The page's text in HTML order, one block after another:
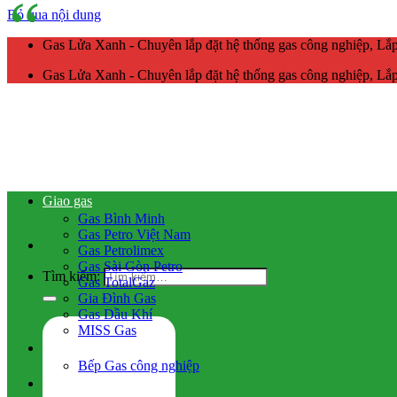
Bỏ qua nội dung
Gas Lửa Xanh - Chuyên lắp đặt hệ thống gas công nghiệp,
Gas Lửa Xanh - Chuyên lắp đặt hệ thống gas công nghiệp,
Tìm kiếm:
Giao gas
Gas Bình Minh
Gas Petro Việt Nam
Gas Petrolimex
Gas Sài Gòn Petro
Gas TotalGaz
Gia Đình Gas
Gas Dầu Khí
MISS Gas
Bếp Gas công nghiệp